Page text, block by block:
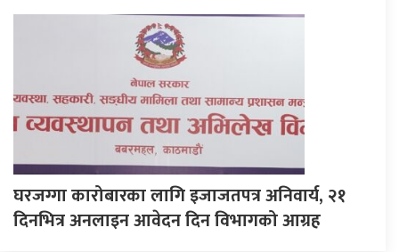
घरजग्गा कारोबारका लागि इजाजतपत्र अनिवार्य, २१
दिनभित्र अनलाइन आवेदन दिन विभागको आग्रह